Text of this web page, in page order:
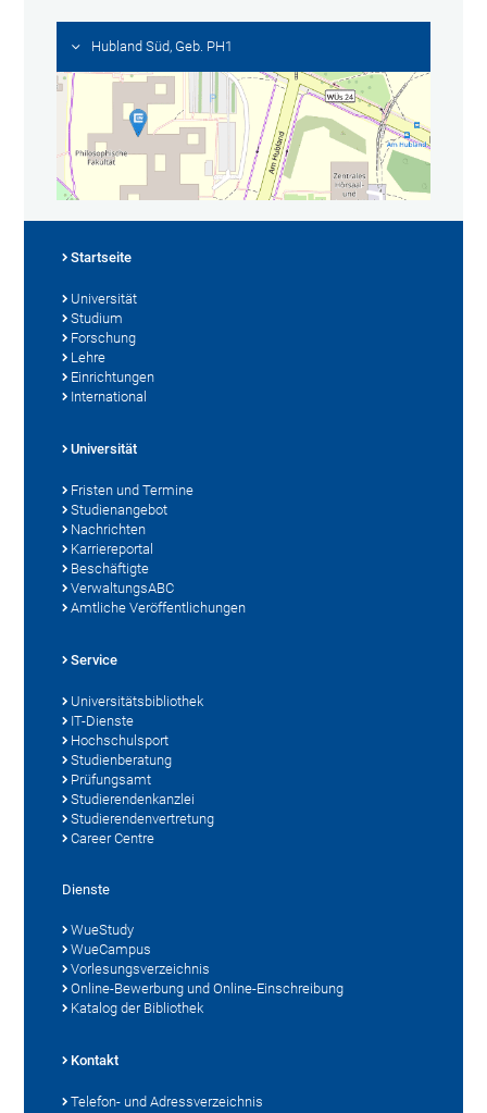
Hubland Süd, Geb. PH1
Startseite
Universität
Studium
Forschung
Lehre
Einrichtungen
International
Universität
Fristen und Termine
Studienangebot
Nachrichten
Karriereportal
Beschäftigte
VerwaltungsABC
Amtliche Veröffentlichungen
Service
Universitätsbibliothek
IT-Dienste
Hochschulsport
Studienberatung
Prüfungsamt
Studierendenkanzlei
Studierendenvertretung
Career Centre
Dienste
WueStudy
WueCampus
Vorlesungsverzeichnis
Online-Bewerbung und Online-Einschreibung
Katalog der Bibliothek
Kontakt
Telefon- und Adressverzeichnis